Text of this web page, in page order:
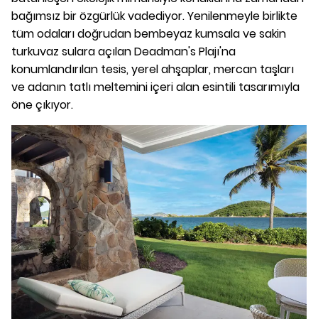
bağımsız bir özgürlük vadediyor. Yenilenmeyle birlikte
tüm odaları doğrudan bembeyaz kumsala ve sakin
turkuvaz sulara açılan Deadman's Plajı'na
konumlandırılan tesis, yerel ahşaplar, mercan taşları
ve adanın tatlı meltemini içeri alan esintili tasarımıyla
öne çıkıyor.